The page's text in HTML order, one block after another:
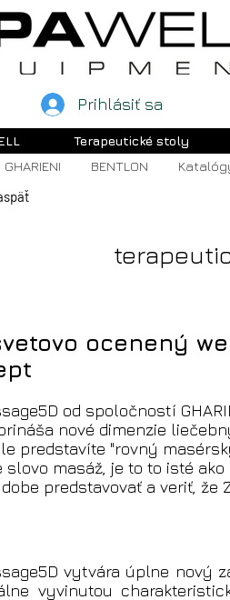
Prihlásiť sa
Terapeutické stoly
GHARIENI
BENTLON
ocenený
od spoločností
nové dimenzie
predstavíte "rovný
slovo masáž, je to to isté ako
predstavovať a veriť, že
vytvára úplne nový
vyvinutou